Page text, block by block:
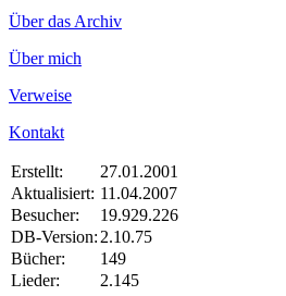
Über das Archiv
Über mich
Verweise
Kontakt
Erstellt:
27.01.2001
Aktualisiert: 11.04.2007
Besucher:
19.929.226
DB-Version:2.10.75
Bücher:
149
Lieder:
2.145